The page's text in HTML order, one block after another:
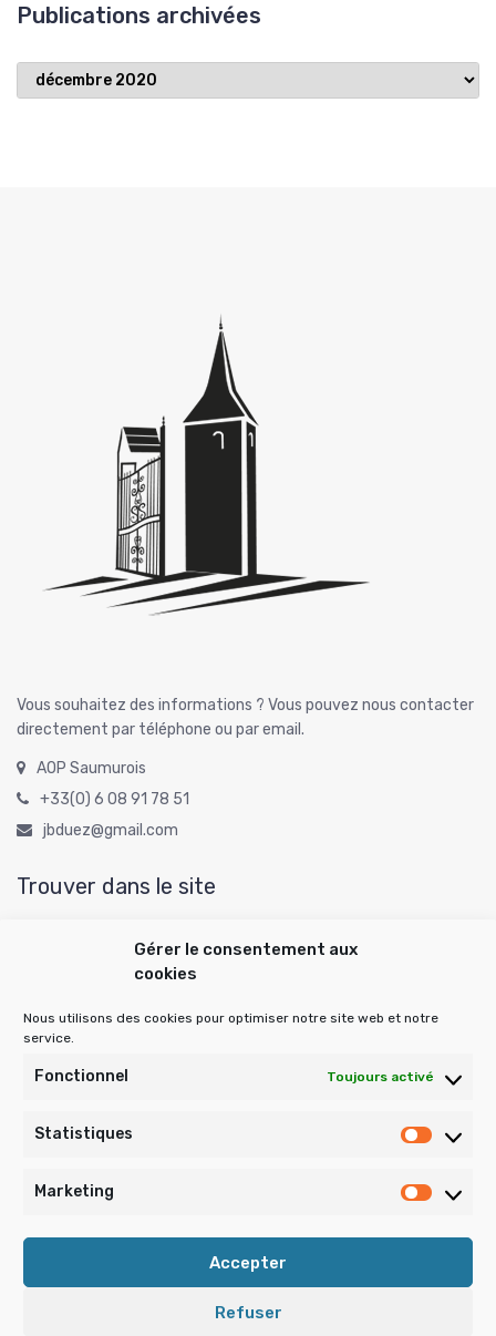
Gérer le consentement aux
cookies
Nous utilisons des cookies pour optimiser notre site web et notre
service.
Fonctionnel Toujours activé
Statistiques
Marketing
Accepter
Refuser
Publications archivées
Publications
archivées
Vous souhaitez des informations ? Vous pouvez nous contacter
directement par téléphone ou par email.
AOP Saumurois
+33(0) 6 08 91 78 51
jbduez@gmail.com
Trouver dans le site
Publications